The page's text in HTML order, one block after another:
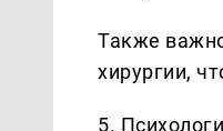
Также
хирургии,
5.